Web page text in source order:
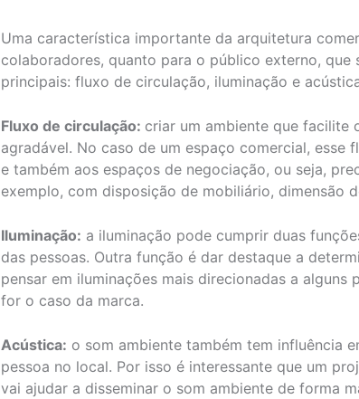
Uma característica importante da arquitetura
colaboradores, quanto para o público externo,
principais: fluxo de circulação, iluminação e
Fluxo de circulação: criar um ambiente que facilite
agradável. No caso de um espaço comercial,
e também aos espaços de negociação, ou seja,
exemplo, com disposição de mobiliário, dimensão
Iluminação: a iluminação pode cumprir duas
das pessoas. Outra função é dar destaque a
pensar em iluminações mais direcionadas a
for o caso da marca.
Acústica: o som ambiente também tem influência
pessoa no local. Por isso é interessante que um
vai ajudar a disseminar o som ambiente de forma